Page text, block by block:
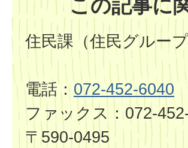
この記事に
住民課（住民グループ
電話： 072-452-6040
ファックス：072-
〒590-0495